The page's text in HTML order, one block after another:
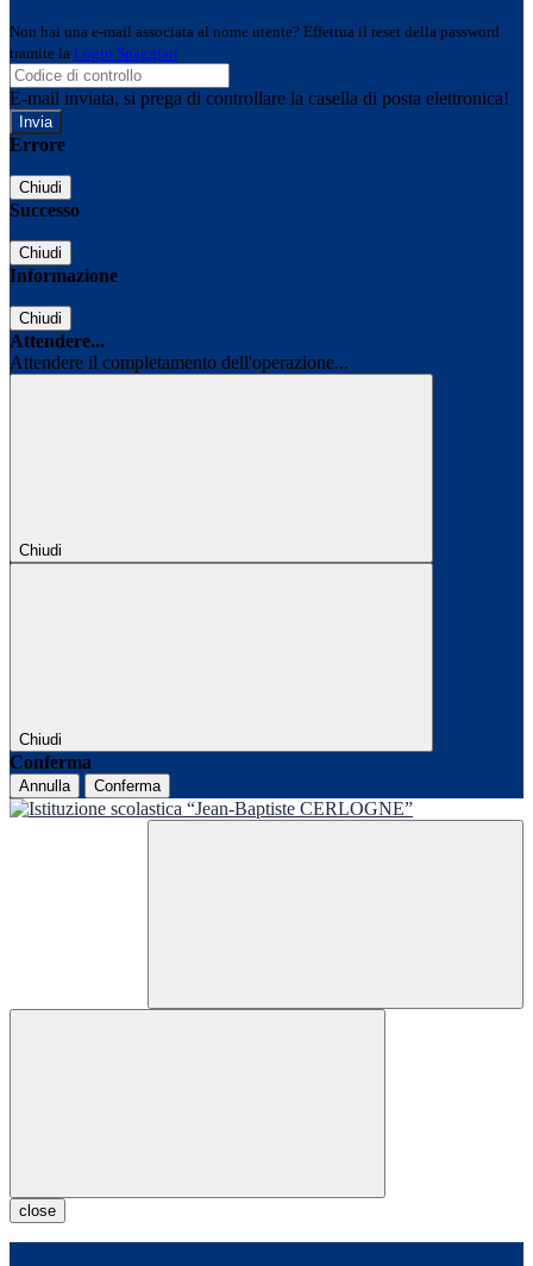
Non hai una e-mail associata al nome utente? Effettua il reset della password
tramite la Login Spaggiari
E-mail inviata, si prega di controllare la casella di posta elettronica!
Errore
Chiudi
Successo
Chiudi
Informazione
Chiudi
Attendere...
Attendere il completamento dell'operazione...
Chiudi
Chiudi
Conferma
Annulla Conferma
close